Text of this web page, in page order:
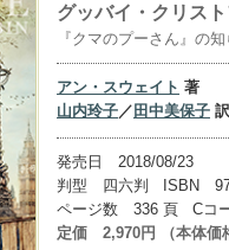
グッバイ・クリス
『クマのプーさん』の
アン・スウェイト 著
山内玲子／ 田中美保子 訳
発売日 2018/08/23
判型 四六判 ISBN
ページ数 336 頁 Cコ
定価 2,970円 （本体価